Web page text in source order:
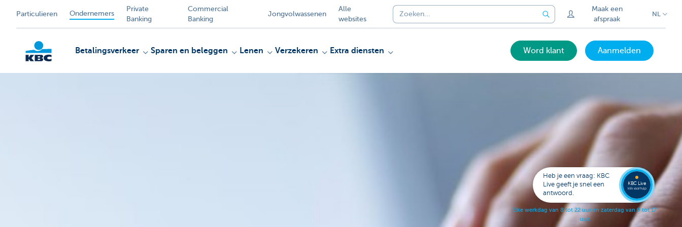
Particulieren Ondernemers
Private
Banking
Commercial
Banking
Jongvolwassenen
Alle
websites
Maak een
afspraak
NL
Betalingsverkeer Sparen en beleggen Lenen Verzekeren Extra diensten Word klant Aanmelden
Heb je een vraag: KBC
Live geeft je snel een
antwoord.
Elke werkdag van 8 tot 22 uur en zaterdag van 9 tot 17
uur.
KBC Live
klik voor hulp
Laat je